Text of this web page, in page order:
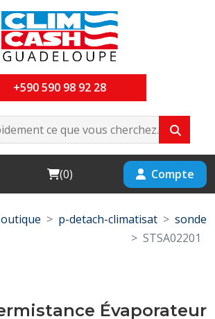
+590 590 98 92 28
Cart
(0) Compte
p-detach-climatisat
sonde
STSA02201
Évaporateur